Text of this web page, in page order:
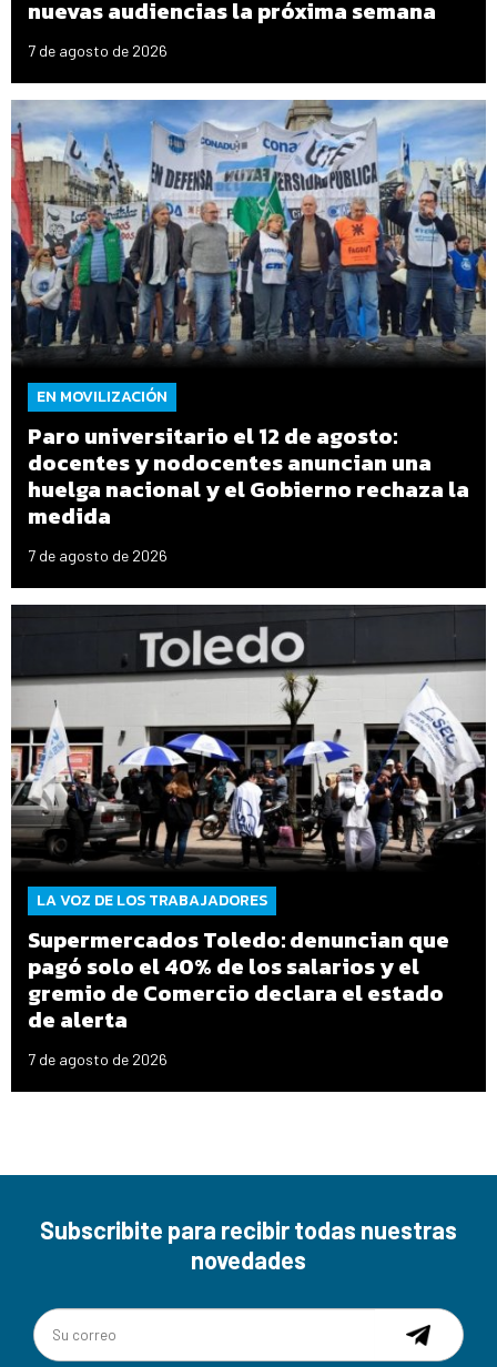
nuevas audiencias la próxima semana
7 de agosto de 2026
EN MOVILIZACIÓN
Paro universitario el 12 de agosto:
docentes y nodocentes anuncian una
huelga nacional y el Gobierno rechaza la
medida
7 de agosto de 2026
LA VOZ DE LOS TRABAJADORES
Supermercados Toledo: denuncian que
pagó solo el 40% de los salarios y el
gremio de Comercio declara el estado
de alerta
7 de agosto de 2026
Subscribite para recibir todas nuestras
novedades